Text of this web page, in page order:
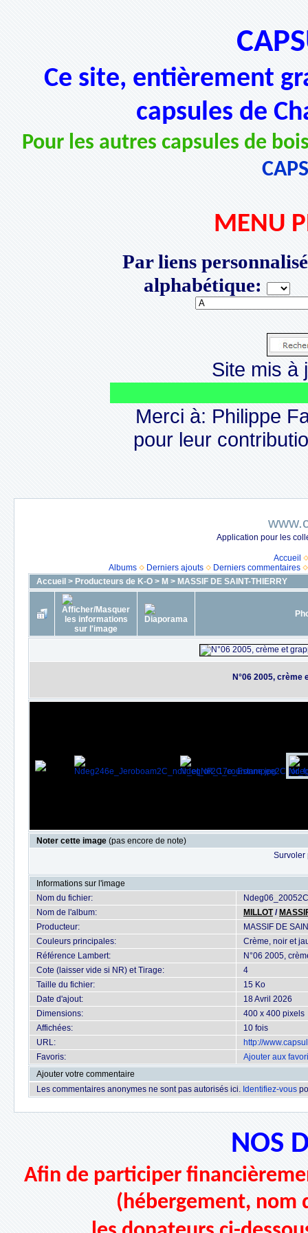
Ce site, entièrement
capsules de
Pour les autres capsules de
MENU
Par liens
alphabétique:
Site mis à
Merci à: Philippe
pour leur
Application pour les
Accueil
Albums
Derniers ajouts
Derniers commentaires
Accueil > Producteurs de K-O > M > MASSIF DE SAINT-THIERRY
N°06 2005, crème
Noter cette image (pas encore de note)
Survoler
Informations sur l'image
Nom du fichier:
Nom de l'album:
MILLOT/
Producteur:
MASSIF DE
Couleurs principales:
Crème, noir et
Référence Lambert:
N°06 2005,
Cote (laisser vide si NR) et Tirage:
4
Taille du fichier:
15 Ko
Date d'ajout:
18 Avril 2026
Dimensions:
400 x 400 pixels
Affichées:
10 fois
URL:
http://
Favoris:
Ajouter aux
Ajouter votre commentaire
Les commentaires anonymes ne sont pas autorisés ici. Identifiez-vous
NOS
Afin de participer
(hébergement,